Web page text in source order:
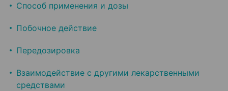
Способ применения и дозы
Побочное действие
Передозировка
Взаимодействие с другими лекарственными
средствами